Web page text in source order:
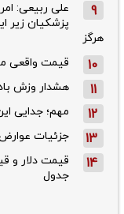
9
علی ربیعی:
پزشکیان زیر
هرگز
10 قیمت واقعی
11 هشدار وزش
12 مهم؛ جدایی
13 جزئیات
14
جدول